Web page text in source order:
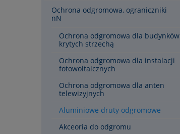
Ochrona odgromowa, ograniczniki
nN
Ochrona odgromowa dla budynków
krytych strzechą
Ochrona odgromowa dla instalacji
fotowoltaicznych
Ochrona odgromowa dla anten
telewizyjnych
Aluminiowe druty odgromowe
Akceoria do odgromu